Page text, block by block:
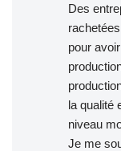
Des
pour
la qualité
niveau
Je me